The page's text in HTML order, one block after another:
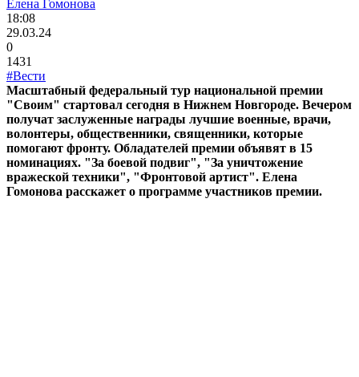
Елена Гомонова
18:08
29.03.24
0
1431
#Вести
Масштабный федеральный тур национальной премии
"Своим" стартовал сегодня в Нижнем Новгороде. Вечером
получат заслуженные награды лучшие военные, врачи,
волонтеры, общественники, священники, которые
помогают фронту. Обладателей премии объявят в 15
номинациях. "За боевой подвиг", "За уничтожение
вражеской техники", "Фронтовой артист". Елена
Гомонова расскажет о программе участников премии.